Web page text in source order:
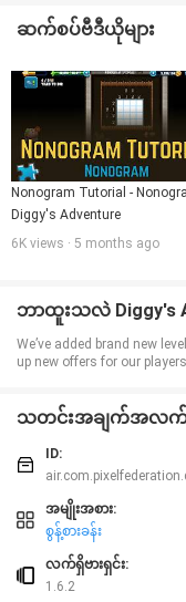
Mini Games နှင့်ပြည့်နှက်
ဖြေရှင်းရန်ပဟေ les ိ။သတ္တုတွ
▶favered စွန့်စားခန်း
ရှေးဟောင်းကမ္ဘာပေါ်ရှိအ
spic advics အသစ်များ
သတ္တုတွင်းကိုရှာပြီး Hidden
စိတ်လှုပ်ရှားစရာကောင်းသော
ဤစွန့်စားမှုဂိမ်းတွင်ပဟေ les ိမ
အတွက်စခန်းအတွင်းရှိပစ္စည်း
ပြန်လည်ဖြည့်ဆည်းပေးနိုင်သ
အားဖြည့်ဆည်းပေးနိုင်သည့်ပစ္
သင်၏အဖေ, သော့ဖွင့်ထားသော
၏အောက်ခြေသို့တူးပါ။ရှေးတ
လျှို့ဝှက်အရာများကိုရှာဖွေရန်, သို
ဖြည့်စွက်ခြင်း,နှင့်ဤစွန့်စား
ခြင်းနှင့်စိန်ခေါ်မှုများကိုစိန်
လာသူအသစ်တစ်ခုကိုကြည့်ပြီးအခ
ရှာပုံတော်ဖြစ်ရပ်များ, ဝှက်ထာ
Adventure တွင်ကမ်းလှမ်းသ
တည်ဆောက်ရန်နှင့်အဆင့်မြှင့်တ
ဝှက်ထားသောယုတ္တိဗေဒဝင်္ကပါ
ပရိယာယ်အပြည့်အဝပဟေ and
သတ္တုတွင်းစွန့်စားမှုကိုခံစားပ
အချို့အဆင့်များတွင်သို့မဟုတ် 0
သို့မဟုတ်ပြ problems နာမ
မန်နေဂျာများကသင့်ထံမှစ
ဆက်စပ်ဗီဒီယိုများ
Nonogram Tutorial -
Diggy's Adventure
6K views · 5 months ago
ဘာထူးသလဲ Diggy's
We’ve added brand new
up new offers for our
သတင်းအချက်အလ
ID:
အမျိုးအစား:
စွန့်​စား​ခန်း
လက်ရှိဗားရှင်း:
1.6.2